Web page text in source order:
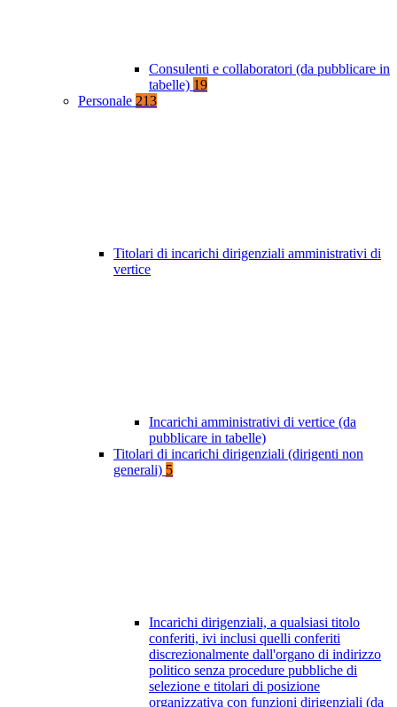
Consulenti e collaboratori (da pubblicare in
tabelle) 19
Personale 213
Titolari di incarichi dirigenziali amministrativi di
vertice
Incarichi amministrativi di vertice (da
pubblicare in tabelle)
Titolari di incarichi dirigenziali (dirigenti non
generali) 5
Incarichi dirigenziali, a qualsiasi titolo
conferiti, ivi inclusi quelli conferiti
discrezionalmente dall'organo di indirizzo
politico senza procedure pubbliche di
selezione e titolari di posizione
organizzativa con funzioni dirigenziali (da